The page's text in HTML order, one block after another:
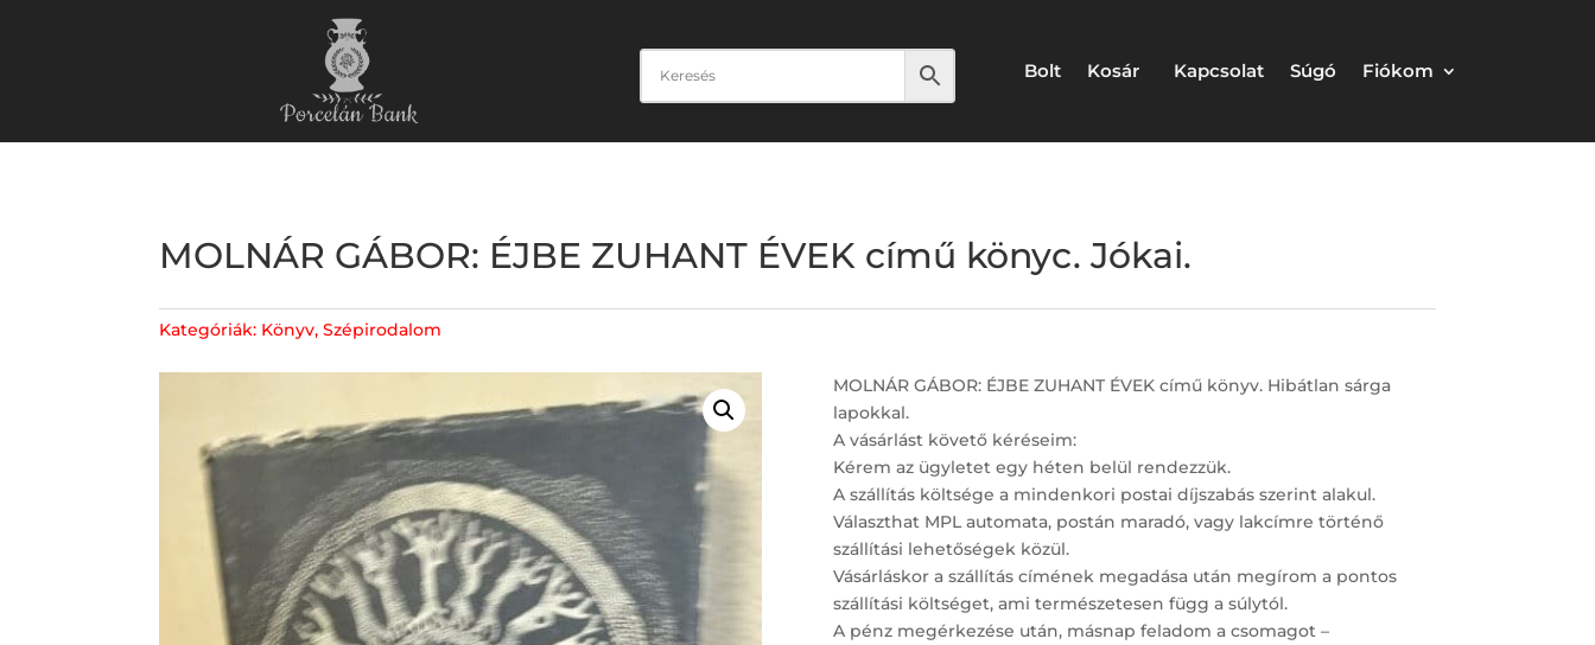
Bolt Kosár Kapcsolat Súgó Fiókom
MOLNÁR GÁBOR: ÉJBE ZUHANT ÉVEK című könyc. Jókai.
Kategóriák: Könyv,Szépirodalom
MOLNÁR GÁBOR: ÉJBE ZUHANT ÉVEK című könyv. Hibátlan sárga
lapokkal.
A vásárlást követő kéréseim:
Kérem az ügyletet egy héten belül rendezzük.
A szállítás költsége a mindenkori postai díjszabás szerint alakul.
Választhat MPL automata, postán maradó, vagy lakcímre történő
szállítási lehetőségek közül.
Vásárláskor a szállítás címének megadása után megírom a pontos
szállítási költséget, ami természetesen függ a súlytól.
A pénz megérkezése után, másnap feladom a csomagot –